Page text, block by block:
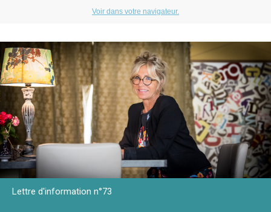
Voir dans votre navigateur.
Lettre d'information n°73